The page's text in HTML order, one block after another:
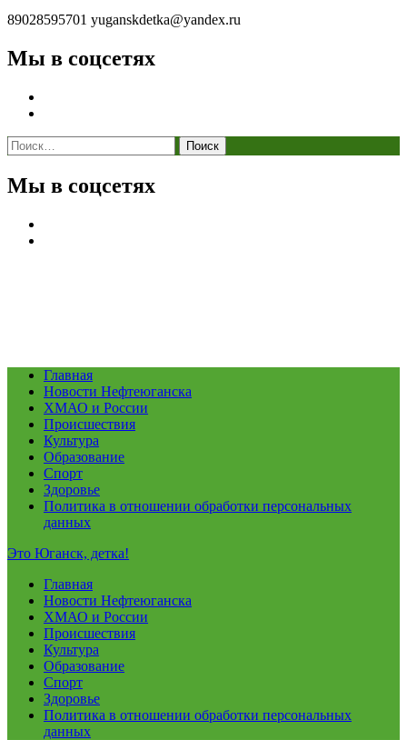
89028595701 yuganskdetka@yandex.ru
Мы в соцсетях
Найти:
Мы в соцсетях
Главная
Новости Нефтеюганска
ХМАО и России
Происшествия
Культура
Образование
Спорт
Здоровье
Политика в отношении обработки персональных
данных
Это Юганск, детка!
Главная
Новости Нефтеюганска
ХМАО и России
Происшествия
Культура
Образование
Спорт
Здоровье
Политика в отношении обработки персональных
данных